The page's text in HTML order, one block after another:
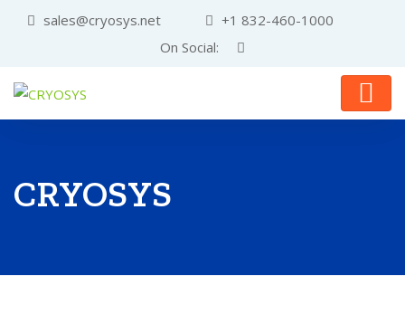
sales@cryosys.net
+1 832-460-1000
On Social:
CRYOSYS